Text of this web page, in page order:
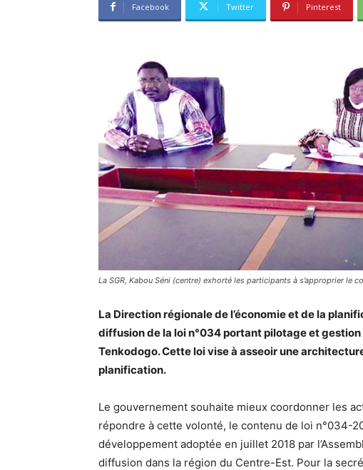
Facebook Twitter Pinterest
La SGR, Kabou Séni (centre) exhorté les participants à s’approprier le
La Direction régionale de l’économie et de la
diffusion de la loi n°034 portant pilotage et
Tenkodogo. Cette loi vise à asseoir une
planification.
Le gouvernement souhaite mieux coordonner les
répondre à cette volonté, le contenu de loi n°034-
développement adoptée en juillet 2018 par
diffusion dans la région du Centre-Est. Pour la